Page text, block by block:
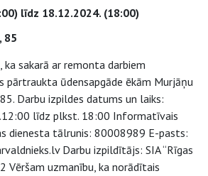
līdz 18.12.2024. (18:00)
85
sakarā ar remonta darbiem
pārtraukta ūdensapgāde ēkām Murjāņu
Darbu izpildes datums un laiks:
līdz plkst. 18:00 Informatīvais
dienesta tālrunis: 80008989 E-pasts:
Darbu izpildītājs: SIA “Rīgas
Vēršam uzmanību, ka norādītais